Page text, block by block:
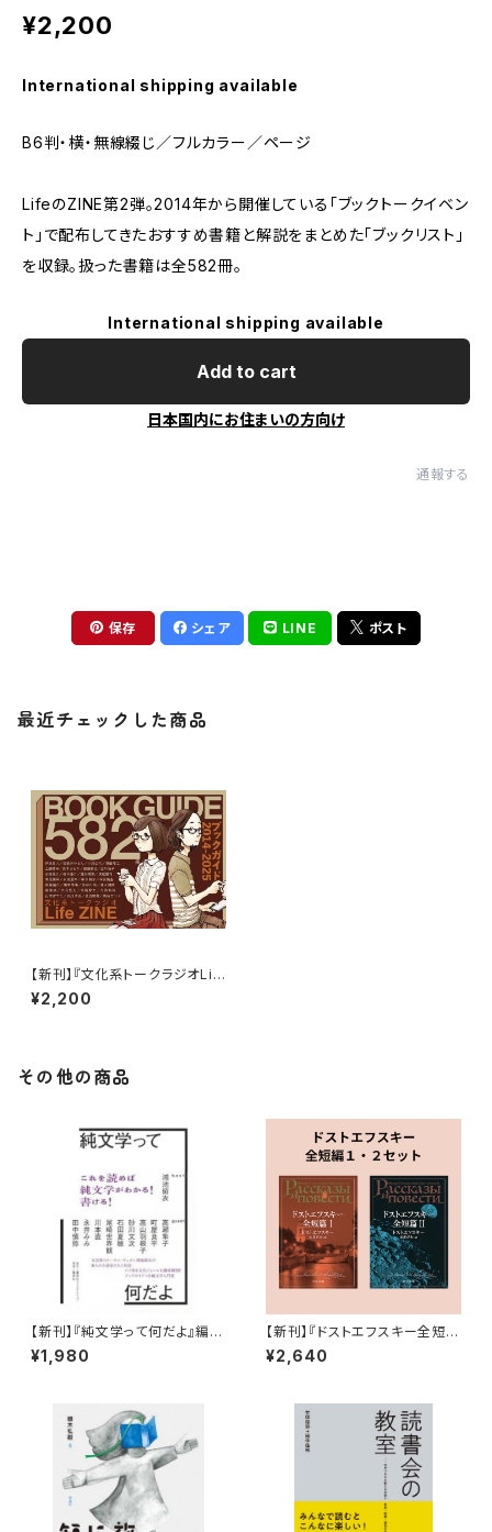
¥2,200
International shipping available
B6判・横・無線綴じ／フルカラー／ページ
LifeのZINE第2弾。2014年から開催している「ブックトークイベン
ト」で配布してきたおすすめ書籍と解説をまとめた「ブックリスト」
を収録。扱った書籍は全582冊。
International shipping available
Add to cart
日本国内にお住まいの方向け
通報する
保存 シェア LINE ポスト
最近チェックした商品
【新刊】『文化系トークラジオLif
e ZINE~ブックガイド582冊』
¥2,200
その他の商品
【新刊】『純文学って何だよ』編・
鴻池留衣
¥1,980
【新刊】『ドストエフスキー全短
編 ２冊セット』
¥2,640